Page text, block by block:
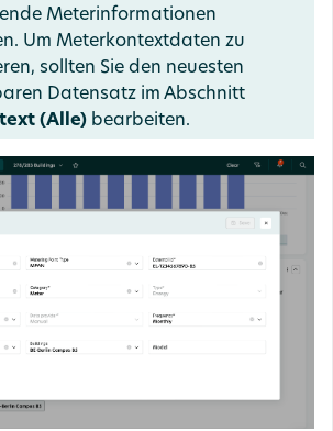
Meterinformationen
Um Meterkontextdaten zu
sollten Sie den neuesten
Datensatz im Abschnitt
(Alle) bearbeiten.